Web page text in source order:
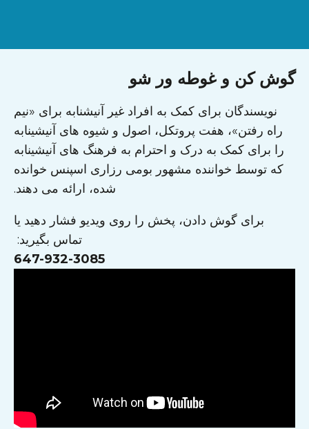
گوش کن و غوطه ور شو
نویسندگان برای کمک به افراد غیر آنیشنابه برای «نیم
راه رفتن»، هفت پروتکل، اصول و شیوه های آنیشینابه
را برای کمک به درک و احترام به فرهنگ های آنیشینابه
که توسط خواننده مشهور بومی رزاری اسپنس خوانده
شده، ارائه می دهند.
برای گوش دادن، پخش را روی ویدیو فشار دهید یا
تماس بگیرید:
647-932-3085